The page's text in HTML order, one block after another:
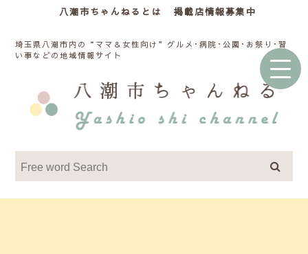
八潮市ちゃんねるとは 掲載店情報募集中
埼玉県八潮市内の“ママ＆女性向け”グルメ･病院･公園･お祭り･習
い事などの地域情報サイト